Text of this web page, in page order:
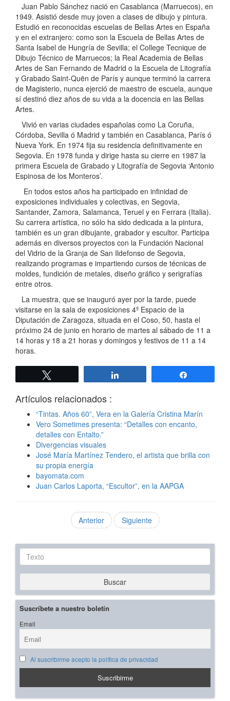
Juan Pablo Sánchez nació en Casablanca (Marruecos), en
1949. Asistió desde muy joven a clases de dibujo y pintura.
Estudió en reconocidas escuelas de Bellas Artes en España
y en el extranjero: como son la Escuela de Bellas Artes de
Santa Isabel de Hungría de Sevilla; el College Tecnique de
Dibujo Técnico de Marruecos; la Real Academia de Bellas
Artes de San Fernando de Madrid o la Escuela de Litografía
y Grabado Saint-Quën de París y aunque terminó la carrera
de Magisterio, nunca ejerció de maestro de escuela, aunque
sí destinó diez años de su vida a la docencia en las Bellas
Artes.
Vivió en varias ciudades españolas como La Coruña,
Córdoba, Sevilla ó Madrid y también en Casablanca, París ó
Nueva York. En 1974 fija su residencia definitivamente en
Segovia. En 1978 funda y dirige hasta su cierre en 1987 la
primera Escuela de Grabado y Litografía de Segovia ‘Antonio
Espinosa de los Monteros’.
En todos estos años ha participado en infinidad de
exposiciones individuales y colectivas, en Segovia,
Santander, Zamora, Salamanca, Teruel y en Ferrara (Italia).
Su carrera artística, no sólo ha sido dedicada a la pintura,
también es un gran dibujante, grabador y escultor. Participa
además en diversos proyectos con la Fundación Nacional
del Vidrio de la Granja de San Ildefonso de Segovia,
realizando programas e impartiendo cursos de técnicas de
moldes, fundición de metales, diseño gráfico y serigrafías
entre otros.
La muestra, que se inauguró ayer por la tarde, puede
visitarse en la sala de exposiciones 4º Espacio de la
Diputación de Zaragoza, situada en el Coso, 50, hasta el
próximo 24 de junio en horario de martes al sábado de 11 a
14 horas y 18 a 21 horas y domingos y festivos de 11 a 14
horas.
Artículos relacionados :
“Tintas. Años 60”, Vera en la Galería Cristina Marín
Vero Sometimes presenta: “Detalles con encanto,
detalles con Entalto.”
Divergencias visuales
José María Martínez Tendero, el artista que brilla con
su propia energía
bayomata.com
Juan Carlos Laporta, “Escultor”, en la AAPGA
Anterior Siguiente
Texto
Buscar
Suscríbete a nuestro boletín
Email
Al suscribirme acepto la política de privacidad